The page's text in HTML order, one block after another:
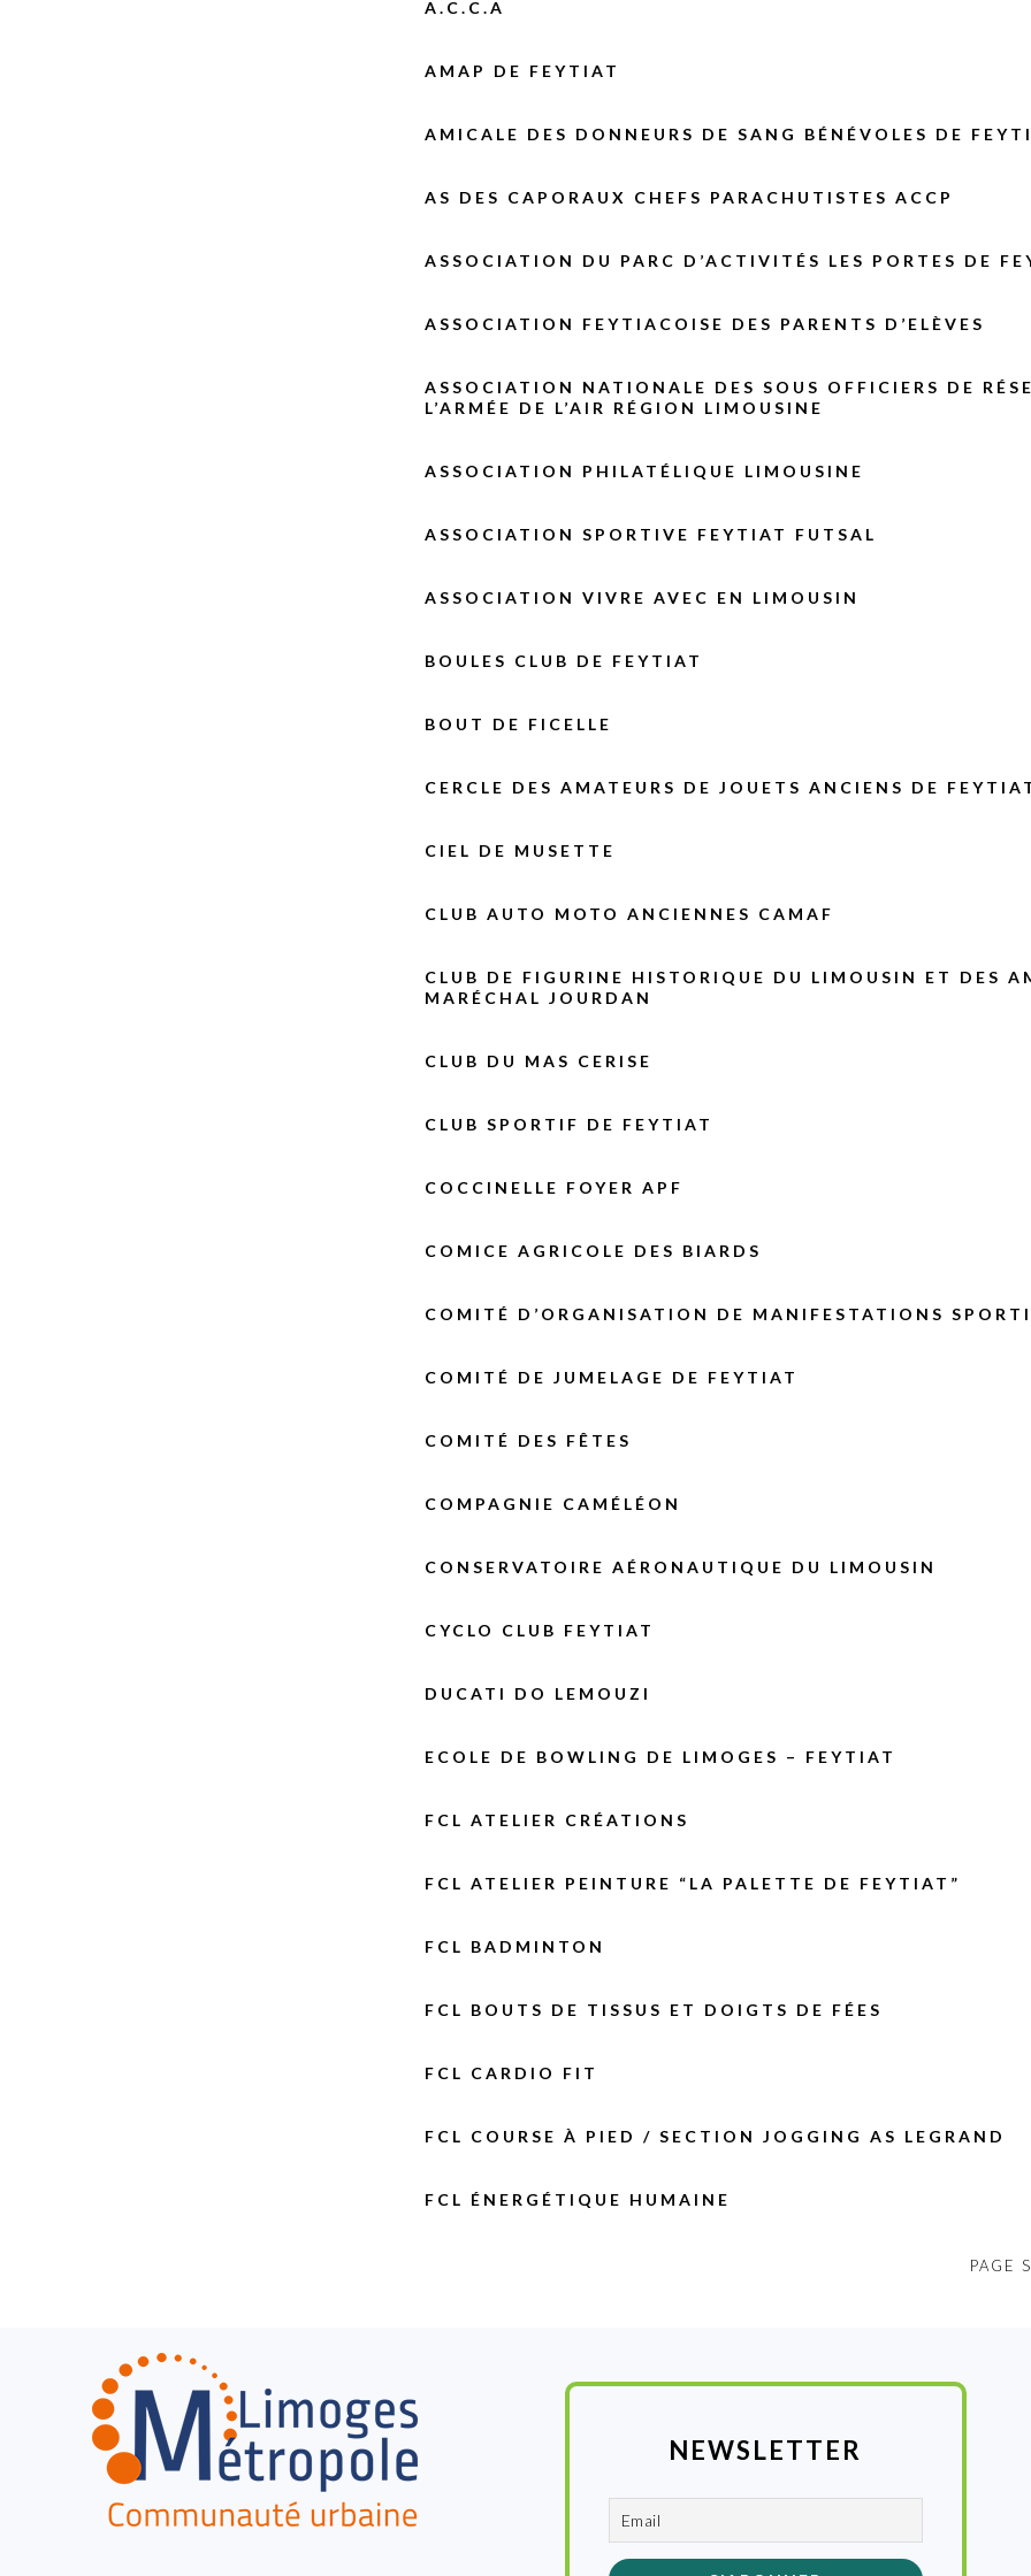
A.C.C.A
AMAP DE FEYTIAT
AMICALE DES DONNEURS DE SANG BÉNÉVOLES DE
AS DES CAPORAUX CHEFS PARACHUTISTES ACCP
ASSOCIATION DU PARC D’ACTIVITÉS LES PORTES DE
ASSOCIATION FEYTIACOISE DES PARENTS D’ELÈVES
ASSOCIATION NATIONALE DES SOUS OFFICIERS DE
L’ARMÉE DE L’AIR RÉGION LIMOUSINE
ASSOCIATION PHILATÉLIQUE LIMOUSINE
ASSOCIATION SPORTIVE FEYTIAT FUTSAL
ASSOCIATION VIVRE AVEC EN LIMOUSIN
BOULES CLUB DE FEYTIAT
BOUT DE FICELLE
CERCLE DES AMATEURS DE JOUETS ANCIENS DE
CIEL DE MUSETTE
CLUB AUTO MOTO ANCIENNES CAMAF
CLUB DE FIGURINE HISTORIQUE DU LIMOUSIN ET DES
MARÉCHAL JOURDAN
CLUB DU MAS CERISE
CLUB SPORTIF DE FEYTIAT
COCCINELLE FOYER APF
COMICE AGRICOLE DES BIARDS
COMITÉ D’ORGANISATION DE MANIFESTATIONS
COMITÉ DE JUMELAGE DE FEYTIAT
COMITÉ DES FÊTES
COMPAGNIE CAMÉLÉON
CONSERVATOIRE AÉRONAUTIQUE DU LIMOUSIN
CYCLO CLUB FEYTIAT
DUCATI DO LEMOUZI
ECOLE DE BOWLING DE LIMOGES – FEYTIAT
FCL ATELIER CRÉATIONS
FCL ATELIER PEINTURE “LA PALETTE DE FEYTIAT”
FCL BADMINTON
FCL BOUTS DE TISSUS ET DOIGTS DE FÉES
FCL CARDIO FIT
FCL COURSE À PIED / SECTION JOGGING AS LEGRAND
FCL ÉNERGÉTIQUE HUMAINE
PAGE
NEWSLETTER